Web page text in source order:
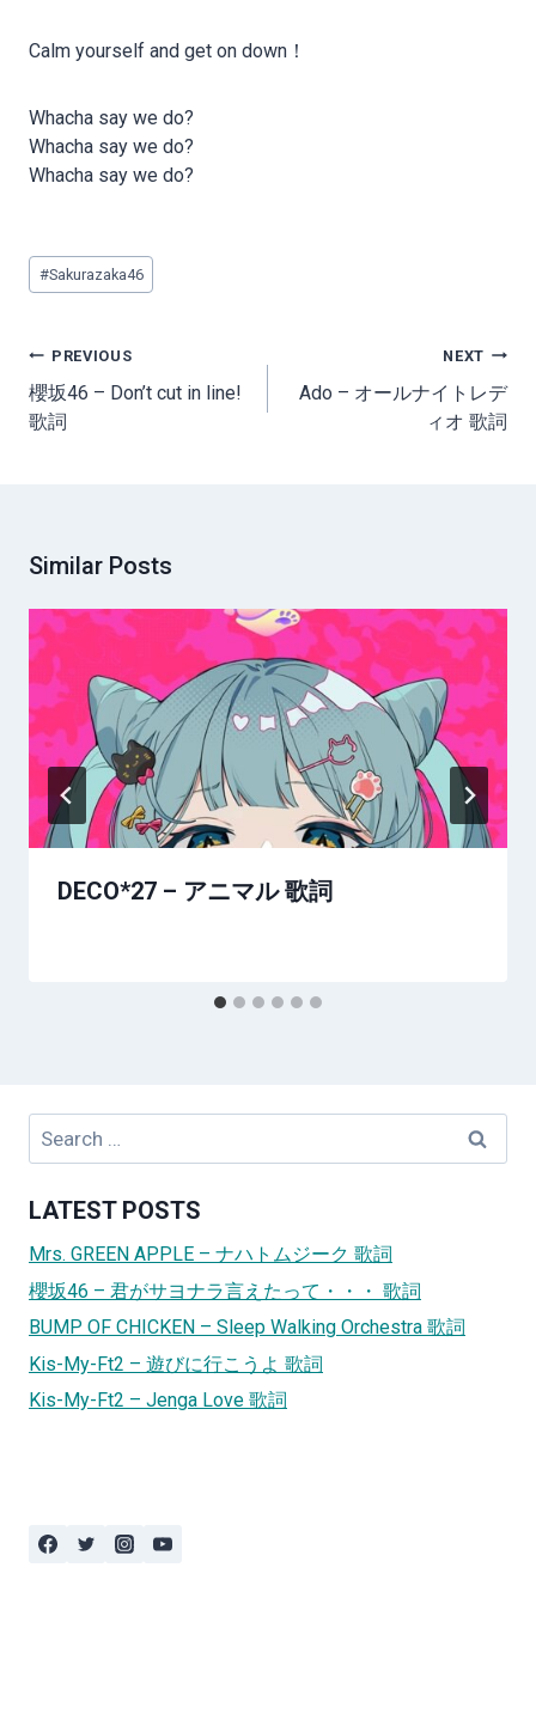
Calm yourself and get on down！
Whacha say we do?
Whacha say we do?
Whacha say we do?
Post
Tags:
#Sakurazaka46
Post
navigation
PREVIOUS
櫻坂46 – Don’t cut in line!
歌詞
NEXT
Ado – オールナイトレデ
ィオ 歌詞
Similar Posts
DECO*27 – アニマル 歌詞
Search
LATEST POSTS
Mrs. GREEN APPLE – ナハトムジーク 歌詞
櫻坂46 – 君がサヨナラ言えたって・・・ 歌詞
BUMP OF CHICKEN – Sleep Walking Orchestra 歌詞
Kis-My-Ft2 – 遊びに行こうよ 歌詞
Kis-My-Ft2 – Jenga Love 歌詞